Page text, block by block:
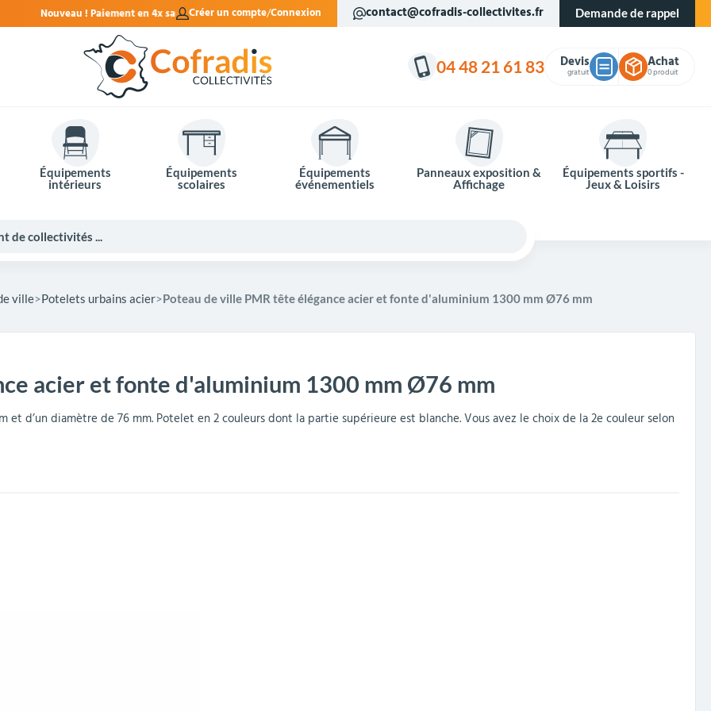
en 4x sans frais. Créer un compte Connexion contact@cofradis-collectivites.fr Demande de rappel
04 48 21 61 83 Devis
gratuit
Achat
0 produit
Équipements
intérieurs
Équipements
scolaires
Équipements
événementiels
Panneaux exposition &
Affichage
Équipements sportifs -
Jeux & Loisirs
Abris fumeurs
Barrières de sécurité
parking
Miroirs de sécurité
Mobilier de bureau
Mobilier crèche et
maternelle
Plaques Loi BLANQUER
Pavoisement
ville Potelets urbains acier Poteau de ville PMR tête élégance acier et fonte d'aluminium 1300 mm Ø76 mm
acier et fonte d'aluminium 1300 mm Ø76 mm
et d’un diamètre de 76 mm. Potelet en 2 couleurs dont la partie supérieure est blanche. Vous avez le choix de la 2e couleur selon